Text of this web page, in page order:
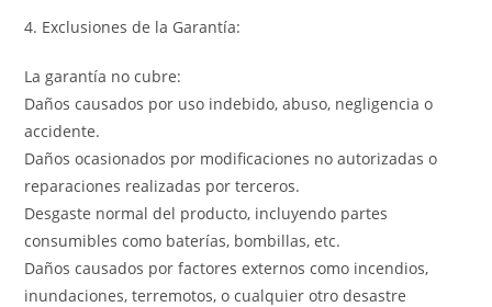
4. Exclusiones de la Garantía:
La garantía no cubre:
Daños causados por uso indebido, abuso, negligencia o
accidente.
Daños ocasionados por modificaciones no autorizadas o
reparaciones realizadas por terceros.
Desgaste normal del producto, incluyendo partes
consumibles como baterías, bombillas, etc.
Daños causados por factores externos como incendios,
inundaciones, terremotos, o cualquier otro desastre